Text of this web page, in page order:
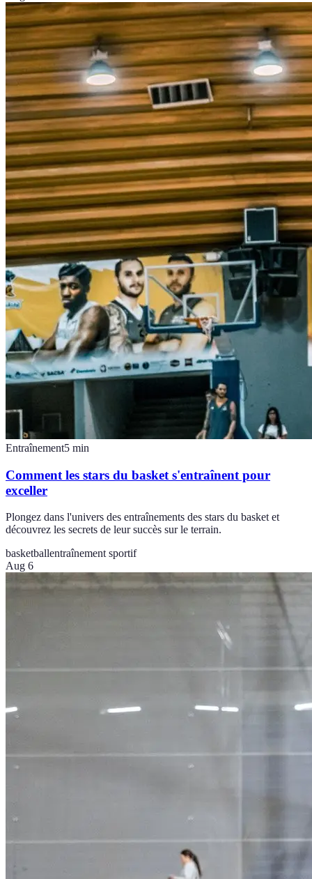
Entraînement5 min
Comment les stars du basket s'entraînent pour
exceller
Plongez dans l'univers des entraînements des stars du basket et
découvrez les secrets de leur succès sur le terrain.
basketballentraînement sportif
Aug 6